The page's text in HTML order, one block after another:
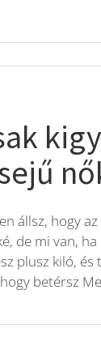
állsz, hogy
de mi van,
plusz kiló,
betérsz